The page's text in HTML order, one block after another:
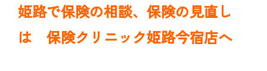
姫路で保険の相談、保険の見直し
は 保険クリニック姫路今宿店へ